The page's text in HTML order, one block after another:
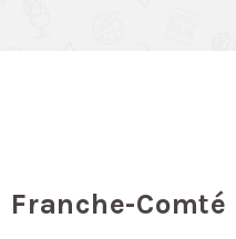
Franche-Comté